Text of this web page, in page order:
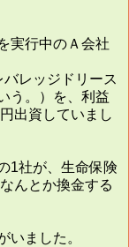
実行中のＡ会社
レッジドリース
う。）を、利益
出資していまし
1社が、生命保険
んとか換金する
いました。